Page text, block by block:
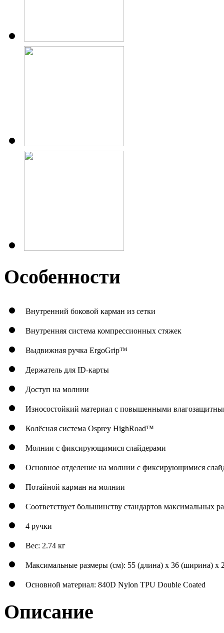
Особенности
Внутренний боковой карман из сетки
Внутренняя система компрессионных стяжек
Выдвижная ручка ErgoGrip™
Держатель для ID-карты
Доступ на молнии
Износостойкий материал с повышенными
Колёсная система Osprey HighRoad™
Молнии с фиксирующимися слайдерами
Основное отделение на молнии с фиксирующимися
Потайной карман на молнии
Соответствует большинству стандартов максимальных
4 ручки
Вес: 2.74 кг
Максимальные размеры (см): 55 (длина) x 36 (ширина) x
Основной материал: 840D Nylon TPU Double Coated
Описание